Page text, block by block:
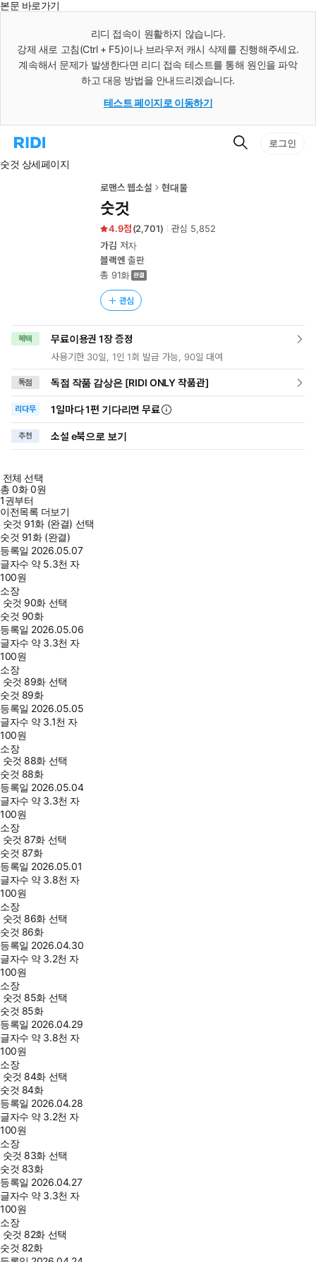
본문 바로가기
리디 접속이 원활하지 않습니다.
강제 새로 고침(Ctrl + F5)이나 브라우저 캐시 삭제를 진행해주세요.
계속해서 문제가 발생한다면 리디 접속 테스트를 통해 원인을 파악
하고 대응 방법을 안내드리겠습니다.
테스트 페이지로 이동하기
리
홈
검
로그인
숫것 상세페이지
로맨스 웹소설 현대물
숫것
4.9 (2,701) 관심 5,852
가김 저자
블랙엔 출판
총 91화
관심
혜택 무료이용권 1장 증정
사용기한 30일, 1인 1회 발급 가능, 90일 대여
독점 독점 작품 감상은 [RIDI ONLY 작품관]
리다무 1일마다1편 기다리면 무료
추천 소설 e북으로 보기
전체 선택
총0화0원
1권부터
이전목록 더보기
숫것 91화 (완결) 선택
숫것 91화 (완결)
등록일 2026.05.07
글자수 약 5.3천 자
100원
소장
숫것 90화 선택
숫것 90화
등록일 2026.05.06
글자수 약 3.3천 자
100원
소장
숫것 89화 선택
숫것 89화
등록일 2026.05.05
글자수 약 3.1천 자
100원
소장
숫것 88화 선택
숫것 88화
등록일 2026.05.04
글자수 약 3.3천 자
100원
소장
숫것 87화 선택
숫것 87화
등록일 2026.05.01
글자수 약 3.8천 자
100원
소장
숫것 86화 선택
숫것 86화
등록일 2026.04.30
글자수 약 3.2천 자
100원
소장
숫것 85화 선택
숫것 85화
등록일 2026.04.29
글자수 약 3.8천 자
100원
소장
숫것 84화 선택
숫것 84화
등록일 2026.04.28
글자수 약 3.2천 자
100원
소장
숫것 83화 선택
숫것 83화
등록일 2026.04.27
글자수 약 3.3천 자
100원
소장
숫것 82화 선택
숫것 82화